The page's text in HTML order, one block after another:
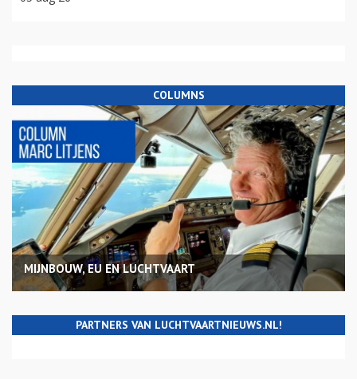
COLUMNS
MIJNBOUW, EU EN LUCHTVAART
PARTNERS VAN LUCHTVAARTNIEUWS.NL!